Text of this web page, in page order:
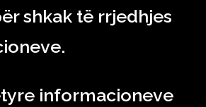
shkak të rrjedhjes
informacioneve